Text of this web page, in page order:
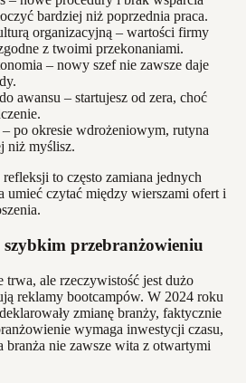
bardziej niż poprzednia praca.
organizacyjną – wartości firmy
z twoimi przekonaniami.
– nowy szef nie zawsze daje
awansu – startujesz od zera, choć
po okresie wdrożeniowym, rutyna
niż myślisz.
refleksji to często zamiana jednych
umieć czytać między wierszami ofert i
szybkim przebranżowieniu
trwa, ale rzeczywistość jest dużo
reklamy bootcampów. W 2024 roku
zmianę branży, faktycznie
wymaga inwestycji czasu,
nie zawsze wita z otwartymi